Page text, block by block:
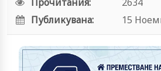
Публикувана:
15